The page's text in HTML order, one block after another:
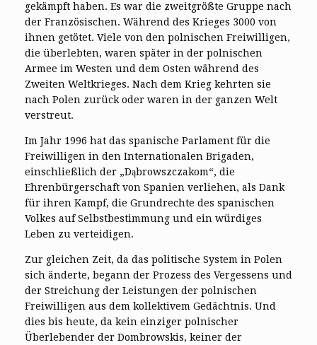
gekämpft haben. Es war die zweitgrößte Gruppe nach
der Französischen. Während des Krieges 3000 von
ihnen getötet. Viele von den polnischen Freiwilligen,
die überlebten, waren später in der polnischen
Armee im Westen und dem Osten während des
Zweiten Weltkrieges. Nach dem Krieg kehrten sie
nach Polen zurück oder waren in der ganzen Welt
verstreut.
Im Jahr 1996 hat das spanische Parlament für die
Freiwilligen in den Internationalen Brigaden,
einschließlich der „Dąbrowszczakom“, die
Ehrenbürgerschaft von Spanien verliehen, als Dank
für ihren Kampf, die Grundrechte des spanischen
Volkes auf Selbstbestimmung und ein würdiges
Leben zu verteidigen.
Zur gleichen Zeit, da das politische System in Polen
sich änderte, begann der Prozess des Vergessens und
der Streichung der Leistungen der polnischen
Freiwilligen aus dem kollektivem Gedächtnis. Und
dies bis heute, da kein einziger polnischer
Überlebender der Dombrowskis, keiner der